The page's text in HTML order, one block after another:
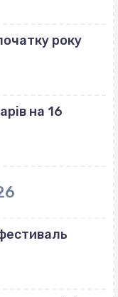
року
на 16